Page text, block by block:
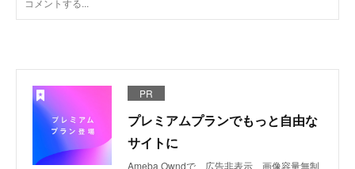
PR
プレミアムプランでもっと自由な
サイトに
Ameba Owndで、広告非表示、画像容量無制